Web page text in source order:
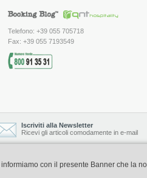
Telefono: +39 055 705718
Fax: +39 055 7193549
Iscriviti alla Newsletter
Ricevi gli articoli comodamente in e-mail
Blog è realizzato e curato da
informiamo con il presente Banner che la